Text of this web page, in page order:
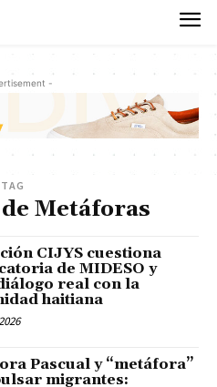
-
TAG
Metáforas
CIJYS cuestiona
de MIDESO y
real con la
haitiana
Pascual y “metáfora”
migrantes: